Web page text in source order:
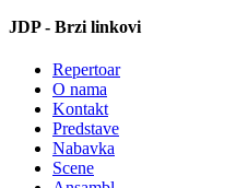
JDP - Brzi linkovi
Repertoar
O nama
Kontakt
Predstave
Nabavka
Scene